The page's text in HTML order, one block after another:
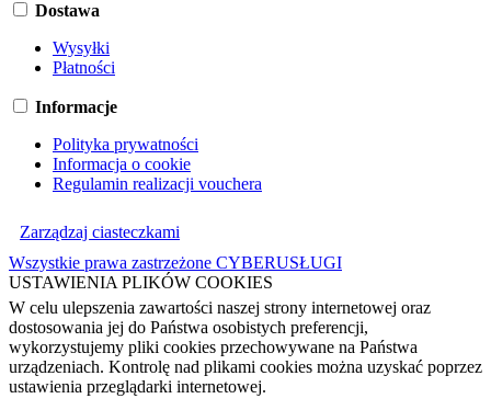
Dostawa
Wysyłki
Płatności
Informacje
Polityka prywatności
Informacja o cookie
Regulamin realizacji vouchera
Zarządzaj ciasteczkami
Wszystkie prawa zastrzeżone CYBERUSŁUGI
USTAWIENIA PLIKÓW COOKIES
W celu ulepszenia zawartości naszej strony internetowej oraz
dostosowania jej do Państwa osobistych preferencji,
wykorzystujemy pliki cookies przechowywane na Państwa
urządzeniach. Kontrolę nad plikami cookies można uzyskać poprzez
ustawienia przeglądarki internetowej.